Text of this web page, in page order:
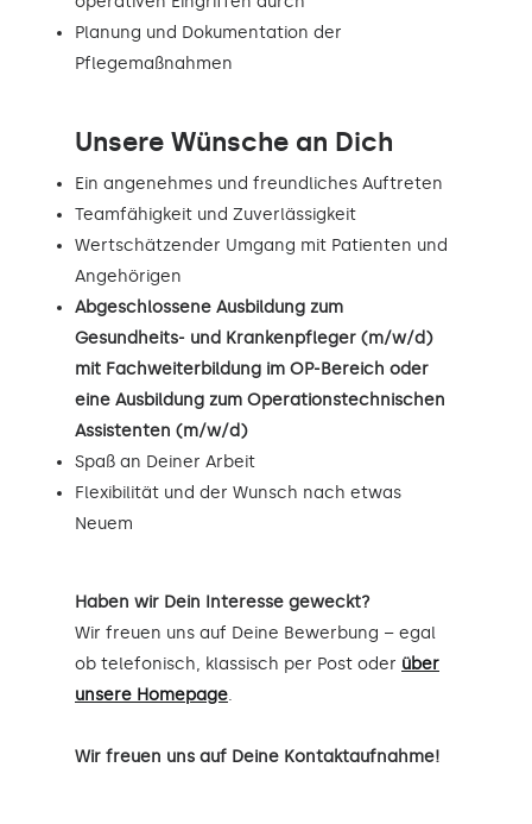
Planung und Dokumentation der
Pflegemaßnahmen
Unsere Wünsche an Dich
Ein angenehmes und freundliches Auftreten
Teamfähigkeit und Zuverlässigkeit
Wertschätzender Umgang mit Patienten und
Angehörigen
Abgeschlossene Ausbildung zum
Gesundheits- und Krankenpfleger (m/w/d)
mit Fachweiterbildung im OP-Bereich oder
eine Ausbildung zum Operationstechnischen
Assistenten (m/w/d)
Spaß an Deiner Arbeit
Flexibilität und der Wunsch nach etwas
Neuem
Haben wir Dein Interesse geweckt?
Wir freuen uns auf Deine Bewerbung – egal
ob telefonisch, klassisch per Post oder über
unsere Homepage.
Wir freuen uns auf Deine Kontaktaufnahme!